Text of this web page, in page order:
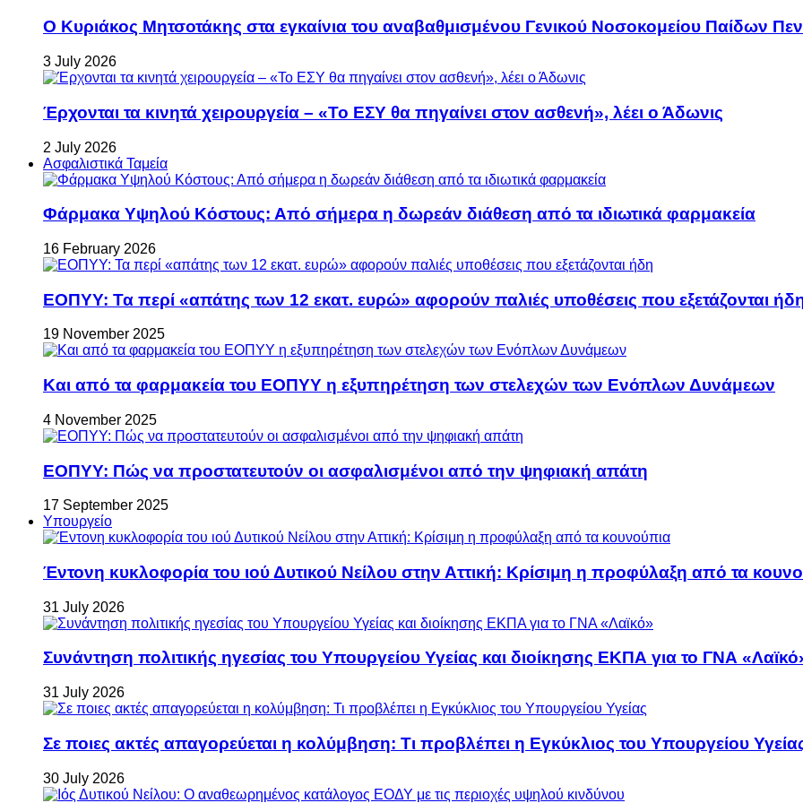
Ο Κυριάκος Μητσοτάκης στα εγκαίνια του αναβαθμισμένου Γενικού Νοσοκομείου Παίδων
3 July 2026
Έρχονται τα κινητά χειρουργεία – «Το ΕΣΥ θα πηγαίνει στον ασθενή», λέει ο Άδωνις
2 July 2026
Ασφαλιστικά Ταμεία
Φάρμακα Υψηλού Κόστους: Από σήμερα η δωρεάν διάθεση από τα ιδιωτικά φαρμακεία
16 February 2026
ΕΟΠΥΥ: Τα περί «απάτης των 12 εκατ. ευρώ» αφορούν παλιές υποθέσεις που εξετάζονται
19 November 2025
Και από τα φαρμακεία του ΕΟΠΥΥ η εξυπηρέτηση των στελεχών των Ενόπλων Δυνάμεων
4 November 2025
ΕΟΠΥΥ: Πώς να προστατευτούν οι ασφαλισμένοι από την ψηφιακή απάτη
17 September 2025
Υπουργείο
Έντονη κυκλοφορία του ιού Δυτικού Νείλου στην Αττική: Κρίσιμη η προφύλαξη από τα
31 July 2026
Συνάντηση πολιτικής ηγεσίας του Υπουργείου Υγείας και διοίκησης ΕΚΠΑ για το ΓΝΑ
31 July 2026
Σε ποιες ακτές απαγορεύεται η κολύμβηση: Τι προβλέπει η Εγκύκλιος του Υπουργείου
30 July 2026